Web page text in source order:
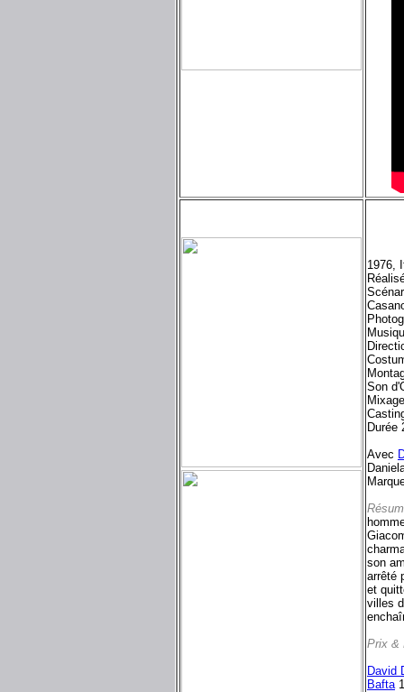
1976,
Son
Durée
Avec
son
arrêté
et
villes
Prix &
David
Bafta